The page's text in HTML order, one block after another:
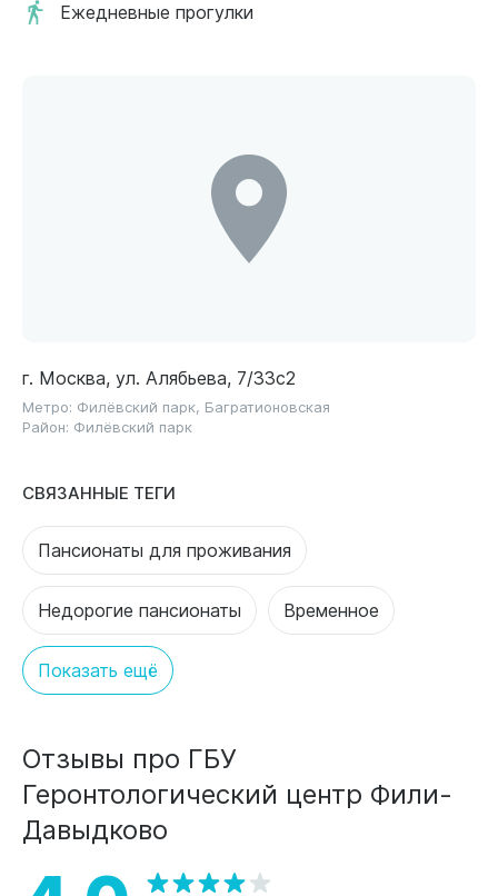
Ежедневные прогулки
г. Москва, ул. Алябьева, 7/33с2
Метро: Филёвский парк, Багратионовская
Район: Филёвский парк
СВЯЗАННЫЕ ТЕГИ
Пансионаты для проживания
Недорогие пансионаты Временное
Показать ещё
Отзывы про ГБУ
Геронтологический центр Фили-
Давыдково